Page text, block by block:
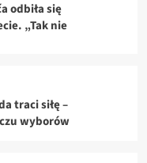
odbiła się
„Tak nie
traci siłę –
wyborów